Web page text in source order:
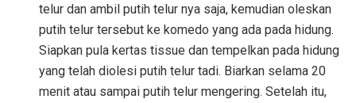
telur dan ambil putih telur nya saja, kemudian oleskan
putih telur tersebut ke komedo yang ada pada hidung.
Siapkan pula kertas tissue dan tempelkan pada hidung
yang telah diolesi putih telur tadi. Biarkan selama 20
menit atau sampai putih telur mengering. Setelah itu,